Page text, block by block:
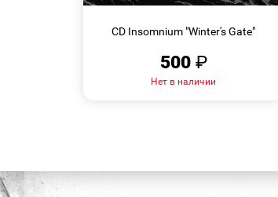
CD Insomnium "Winter's Gate"
500 ₽
Нет в наличии